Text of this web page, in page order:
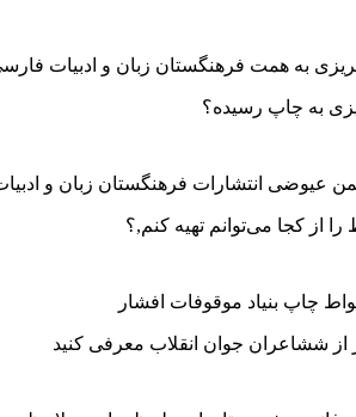
به همت فرهنگستان زبان و ادبیات
عیوضی انتشارات فرهنگستان زبان و
چاپ بنیاد موقوفات افشار